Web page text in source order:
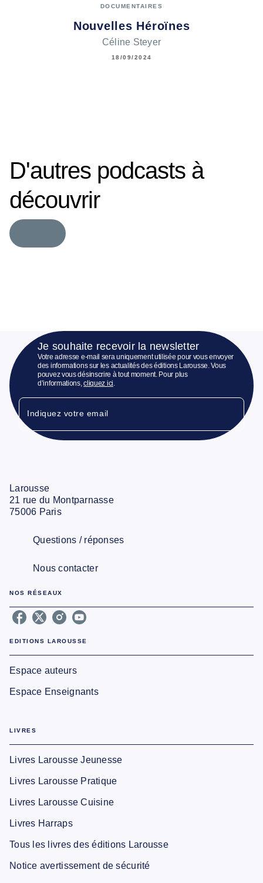
DOCUMENTAIRES
Nouvelles Héroïnes
Céline Steyer
18/09/2024
D'autres podcasts à
découvrir
Je souhaite recevoir la newsletter
Votre adresse e-mail sera uniquement utilisée pour vous envoyer
des informations sur les actualités des éditions Larousse. Vous
pouvez vous désinscrire à tout moment. Pour plus
d’informations,cliquez ici
Indiquez votre email
Larousse
21 rue du Montparnasse
75006 Paris
Questions / réponses
Nous contacter
NOS RÉSEAUX
EDITIONS LAROUSSE
Espace auteurs
Espace Enseignants
LIVRES
Livres Larousse Jeunesse
Livres Larousse Pratique
Livres Larousse Cuisine
Livres Harraps
Tous les livres des éditions Larousse
Notice avertissement de sécurité